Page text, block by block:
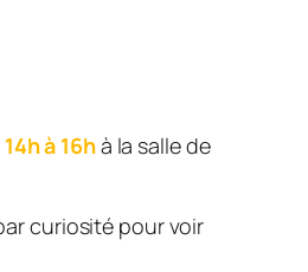
à 16hà la salle de
curiosité pour voir